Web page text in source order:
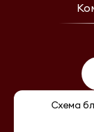
Схема